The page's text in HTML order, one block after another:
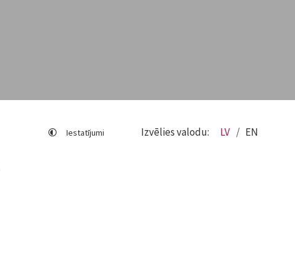
Iestatījumi Izvēlies valodu: LV EN